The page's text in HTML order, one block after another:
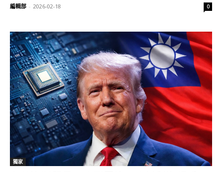
編輯部 - 2026-02-18 0
獨家